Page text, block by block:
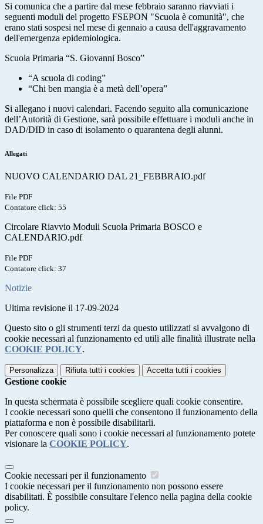
Si comunica che a partire dal mese febbraio saranno riavviati i
seguenti moduli del progetto FSEPON "Scuola è comunità", che
erano stati sospesi nel mese di gennaio a causa dell'aggravamento
dell'emergenza epidemiologica.
Scuola Primaria “S. Giovanni Bosco”
“A scuola di coding”
“Chi ben mangia è a metà dell’opera”
Si allegano i nuovi calendari. Facendo seguito alla comunicazione
dell’Autorità di Gestione, sarà possibile effettuare i moduli anche in
DAD/DID in caso di isolamento o quarantena degli alunni.
Allegati
NUOVO CALENDARIO DAL 21_FEBBRAIO.pdf
File PDF
Contatore click: 55
Circolare Riavvio Moduli Scuola Primaria BOSCO e
CALENDARIO.pdf
File PDF
Contatore click: 37
Notizie
Ultima revisione il 17-09-2024
Questo sito o gli strumenti terzi da questo utilizzati si avvalgono di
cookie necessari al funzionamento ed utili alle finalità illustrate nella
COOKIE POLICY.
Personalizza Rifiuta tutti i cookies Accetta tutti i cookies
Gestione cookie
In questa schermata è possibile scegliere quali cookie consentire.
I cookie necessari sono quelli che consentono il funzionamento della
piattaforma e non è possibile disabilitarli.
Per conoscere quali sono i cookie necessari al funzionamento potete
visionare la COOKIE POLICY.
Cookie necessari per il funzionamento
I cookie necessari per il funzionamento non possono essere
disabilitati. È possibile consultare l'elenco nella pagina della cookie
policy.